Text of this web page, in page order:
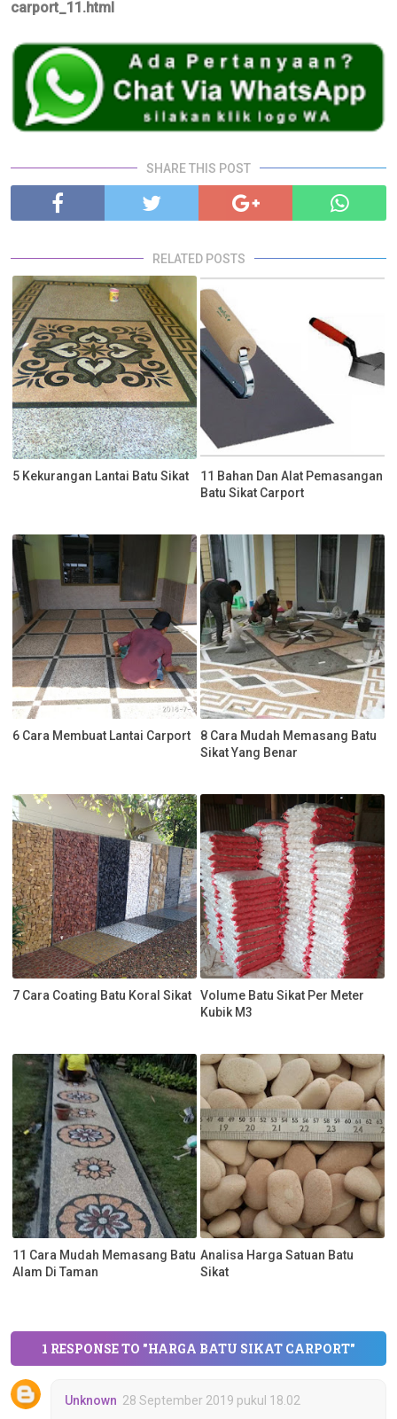
carport_11.html
SHARE THIS POST
RELATED POSTS
5 Kekurangan Lantai Batu Sikat
11 Bahan Dan Alat Pemasangan
Batu Sikat Carport
6 Cara Membuat Lantai Carport
8 Cara Mudah Memasang Batu
Sikat Yang Benar
7 Cara Coating Batu Koral Sikat
Volume Batu Sikat Per Meter
Kubik M3
11 Cara Mudah Memasang Batu
Alam Di Taman
Analisa Harga Satuan Batu
Sikat
1 RESPONSE TO "HARGA BATU SIKAT CARPORT"
Unknown 28 September 2019 pukul 18.02